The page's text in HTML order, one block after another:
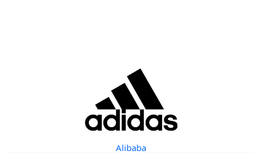
Alibaba